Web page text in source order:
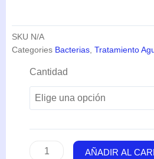
SKU N/A
Categories Bacterias Tratamiento
Cantidad
ZEOfood
(10ml-
50ml)
cantidad
AÑADIR AL